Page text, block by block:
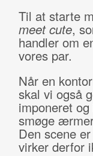
Til at starte
meet cute,
handler om
vores par.
Når en
skal vi også
imponeret
smøge
Den scene
virker derfor